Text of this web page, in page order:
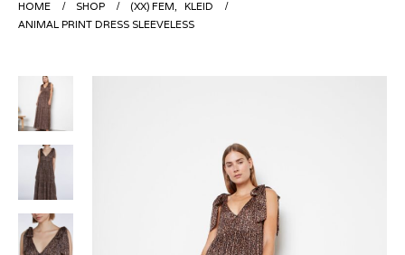
HOME SHOP (XX) FEM,
KLEID
ANIMAL PRINT DRESS SLEEVELESS